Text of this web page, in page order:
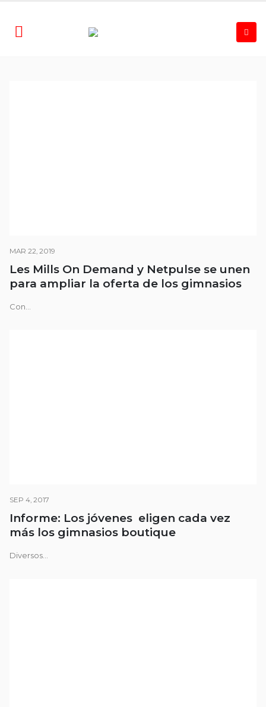
MAR 22, 2019
Les Mills On Demand y Netpulse se unen
para ampliar la oferta de los gimnasios
Con...
SEP 4, 2017
Informe: Los jóvenes eligen cada vez
más los gimnasios boutique
Diversos...